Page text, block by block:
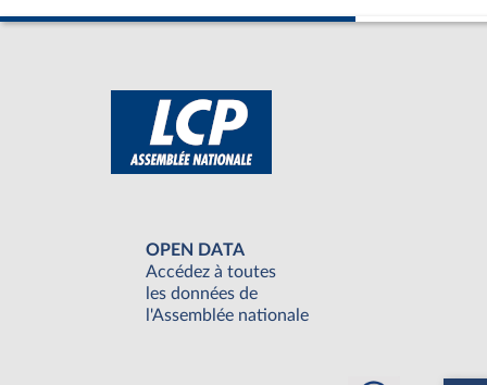
OPEN DATA
Accédez à toutes
les données de
l'Assemblée nationale